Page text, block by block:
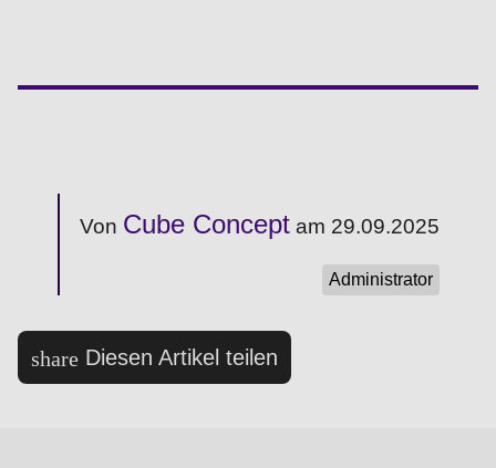
Von Cube Conceptam 29.09.2025
Administrator
share Diesen Artikel teilen